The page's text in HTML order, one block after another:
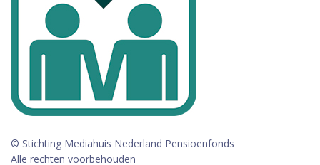
© Stichting Mediahuis Nederland Pensioenfonds
Alle rechten voorbehouden